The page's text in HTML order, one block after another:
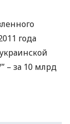
года
” – за 10 млрд